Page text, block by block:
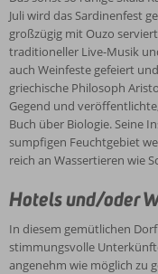
Juli wird das Sardinenfest
großzügig mit Ouzo
traditioneller Live-Musik
auch Weinfeste gefeiert
griechische Philosoph
Gegend und
Buch über Biologie. Seine
sumpfigen Feuchtgebiet
reich an Wassertieren wie
Hotels und/oder
In diesem gemütlichen
stimmungsvolle
angenehm wie möglich zu